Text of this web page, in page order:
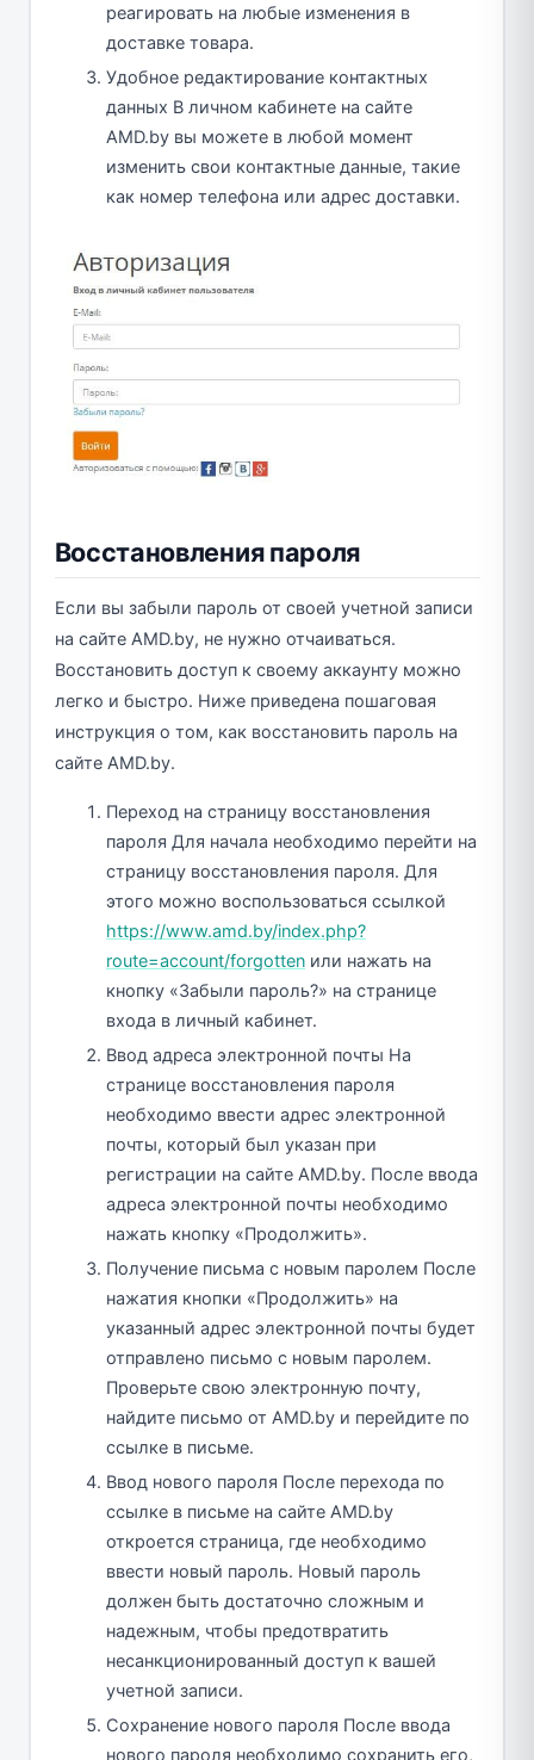
реагировать на любые изменения в
доставке товара.
Удобное редактирование контактных
данных В личном кабинете на сайте
AMD.by вы можете в любой момент
изменить свои контактные данные, такие
как номер телефона или адрес доставки.
Восстановления пароля
Если вы забыли пароль от своей учетной записи
на сайте AMD.by, не нужно отчаиваться.
Восстановить доступ к своему аккаунту можно
легко и быстро. Ниже приведена пошаговая
инструкция о том, как восстановить пароль на
сайте AMD.by.
Переход на страницу восстановления
пароля Для начала необходимо перейти на
страницу восстановления пароля. Для
этого можно воспользоваться ссылкой
https://www.amd.by/index.php?
route=account/forgotten или нажать на
кнопку «Забыли пароль?» на странице
входа в личный кабинет.
Ввод адреса электронной почты На
странице восстановления пароля
необходимо ввести адрес электронной
почты, который был указан при
регистрации на сайте AMD.by. После ввода
адреса электронной почты необходимо
нажать кнопку «Продолжить».
Получение письма с новым паролем После
нажатия кнопки «Продолжить» на
указанный адрес электронной почты будет
отправлено письмо с новым паролем.
Проверьте свою электронную почту,
найдите письмо от AMD.by и перейдите по
ссылке в письме.
Ввод нового пароля После перехода по
ссылке в письме на сайте AMD.by
откроется страница, где необходимо
ввести новый пароль. Новый пароль
должен быть достаточно сложным и
надежным, чтобы предотвратить
несанкционированный доступ к вашей
учетной записи.
Сохранение нового пароля После ввода
нового пароля необходимо сохранить его,